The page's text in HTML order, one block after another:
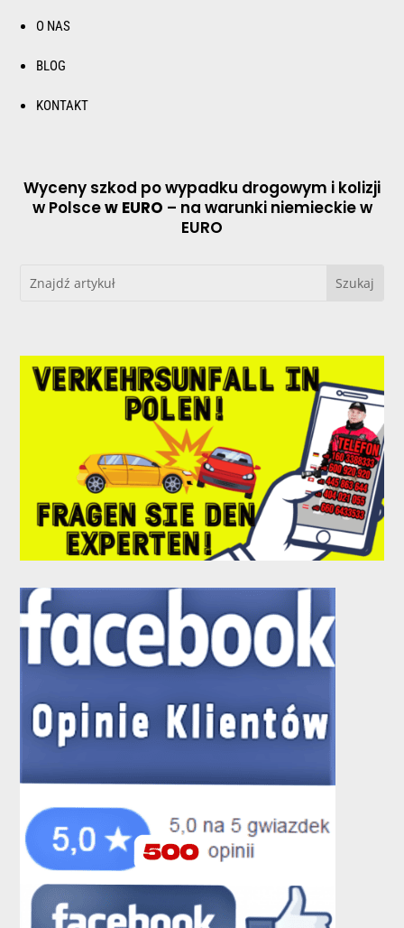
O NAS
BLOG
KONTAKT
Wyceny szkod po wypadku drogowym i kolizji
w Polscew EURO – na warunki niemieckie w
EURO